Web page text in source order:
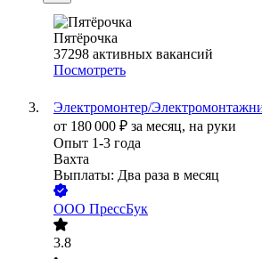
Пятёрочка
37298 активных вакансий
Посмотреть
Электромонтер/
от 180 000 ₽ за месяц, на руки
Опыт 1-3 года
Вахта
Выплаты: Два раза в месяц
ООО ПрессБук
3.8